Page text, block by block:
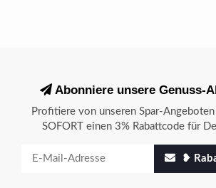
Abonniere unsere Genuss-
Profitiere von unseren Spar-
SOFORT einen 3% Rabattcode für
❥